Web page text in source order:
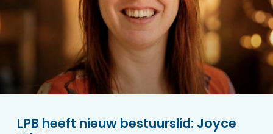
LPB heeft nieuw bestuurslid: Joyce